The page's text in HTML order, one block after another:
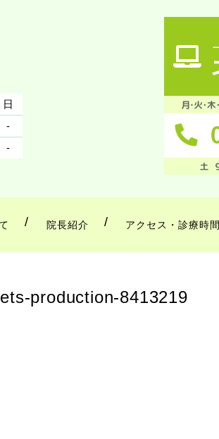
日
-
-
院長紹介 アクセス・診療時間
production-8413219